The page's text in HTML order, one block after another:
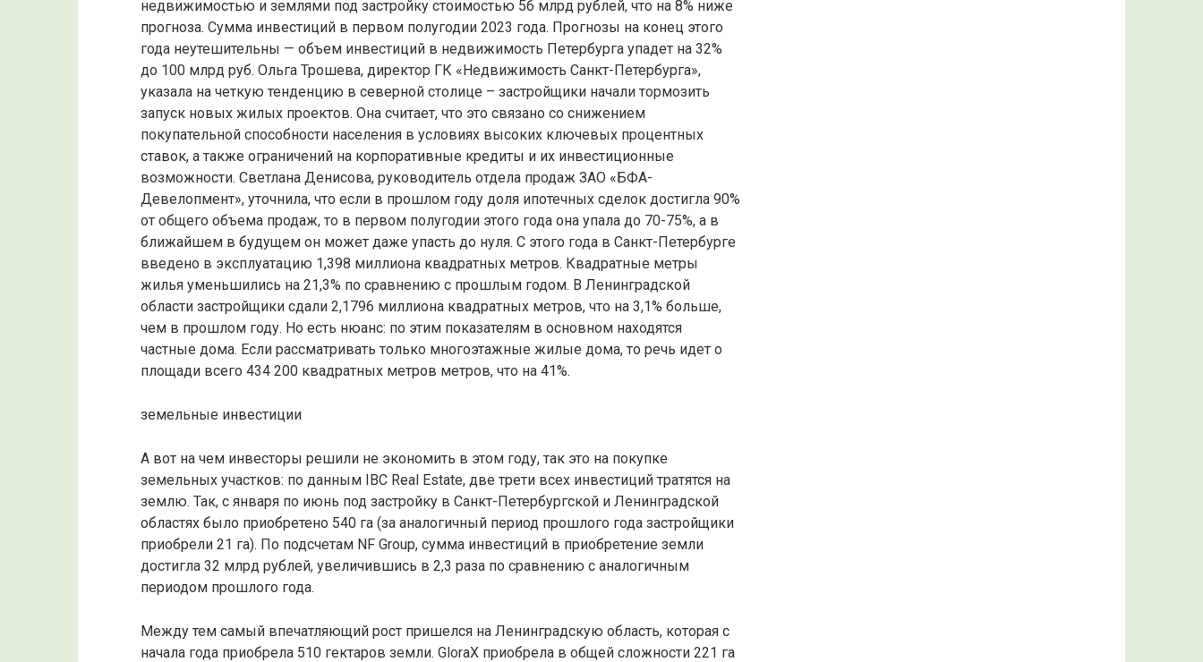
недвижимостью и землями под застройку стоимостью 56 млрд рублей, что на 8% ниже
прогноза. Сумма инвестиций в первом полугодии 2023 года. Прогнозы на конец этого
года неутешительны — объем инвестиций в недвижимость Петербурга упадет на 32%
до 100 млрд руб. Ольга Трошева, директор ГК «Недвижимость Санкт-Петербурга»,
указала на четкую тенденцию в северной столице – застройщики начали тормозить
запуск новых жилых проектов. Она считает, что это связано со снижением
покупательной способности населения в условиях высоких ключевых процентных
ставок, а также ограничений на корпоративные кредиты и их инвестиционные
возможности. Светлана Денисова, руководитель отдела продаж ЗАО «БФА-
Девелопмент», уточнила, что если в прошлом году доля ипотечных сделок достигла 90%
от общего объема продаж, то в первом полугодии этого года она упала до 70-75%, а в
ближайшем в будущем он может даже упасть до нуля. С этого года в Санкт-Петербурге
введено в эксплуатацию 1,398 миллиона квадратных метров. Квадратные метры
жилья уменьшились на 21,3% по сравнению с прошлым годом. В Ленинградской
области застройщики сдали 2,1796 миллиона квадратных метров, что на 3,1% больше,
чем в прошлом году. Но есть нюанс: по этим показателям в основном находятся
частные дома. Если рассматривать только многоэтажные жилые дома, то речь идет о
площади всего 434 200 квадратных метров метров, что на 41%.
земельные инвестиции
А вот на чем инвесторы решили не экономить в этом году, так это на покупке
земельных участков: по данным IBC Real Estate, две трети всех инвестиций тратятся на
землю. Так, с января по июнь под застройку в Санкт-Петербургской и Ленинградской
областях было приобретено 540 га (за аналогичный период прошлого года застройщики
приобрели 21 га). По подсчетам NF Group, сумма инвестиций в приобретение земли
достигла 32 млрд рублей, увеличившись в 2,3 раза по сравнению с аналогичным
периодом прошлого года.
Между тем самый впечатляющий рост пришелся на Ленинградскую область, которая с
начала года приобрела 510 гектаров земли. GloraX приобрела в общей сложности 221 га